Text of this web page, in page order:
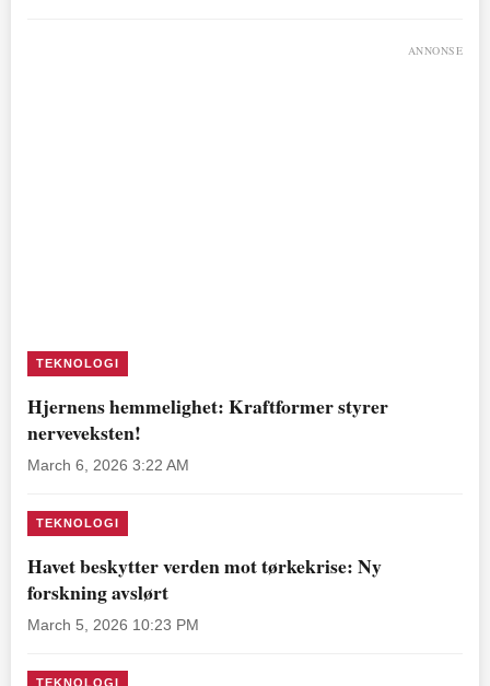
ANNONSE
TEKNOLOGI
Hjernens hemmelighet: Kraftformer styrer
nerveveksten!
March 6, 2026 3:22 AM
TEKNOLOGI
Havet beskytter verden mot tørkekrise: Ny
forskning avslørt
March 5, 2026 10:23 PM
TEKNOLOGI